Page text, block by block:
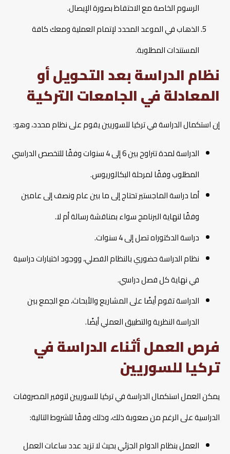
الرسوم الخاصة مع الاحتفاظ بصورة الإيصال.
الذهاب في الموعد المحدد لإتمام العملية ومعك كافة
المستندات المطلوبة.
نظام الدراسة بعد التحويل أو
المعادلة في الجامعات التركية
إن استكمال الدراسة في تركيا للسوريين يقوم على نظام محدد، وهو:
الدراسة لمدة تتراوح بين 6 إلى 4 سنوات وفقًا للتخصص الدراسي
المطلوب وفقًا لمرحلة البكالوريوس.
أما دراسة الماجستير تحتاج إلى ما بين عام ونصف إلى عامين
وفقًا لنهاية البرنامج سواء بمناقشة رسالة أم لا.
دراسة الدكتوراه تصل إلى 4 سنوات.
نظام الدراسة حضوري بالنظام الفصلي، ووجود اختبارات دراسية
في نهاية كل فصل دراسي.
الدراسة تقوم أيضًا على المشاريع والأبحاث، مع الجمع بين
الدراسة النظرية والتطبيق العملي أيضًا.
فرص العمل أثناء الدراسة في
تركيا للسوريين
يمكن العمل استكمال الدراسة في تركيا للسوريين لتوفير المصروفات
الدراسية على الرغم من صعوبة ذلك، وذلك وفقًا للشروط التالية:
العمل بنظام الدوام الجزئي بحيث لا تزيد عدد ساعات العمل